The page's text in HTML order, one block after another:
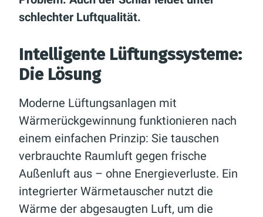
schlechter Luftqualität.
Intelligente Lüftungssysteme:
Die Lösung
Moderne Lüftungsanlagen mit
Wärmerückgewinnung funktionieren nach
einem einfachen Prinzip: Sie tauschen
verbrauchte Raumluft gegen frische
Außenluft aus – ohne Energieverluste. Ein
integrierter Wärmetauscher nutzt die
Wärme der abgesaugten Luft, um die